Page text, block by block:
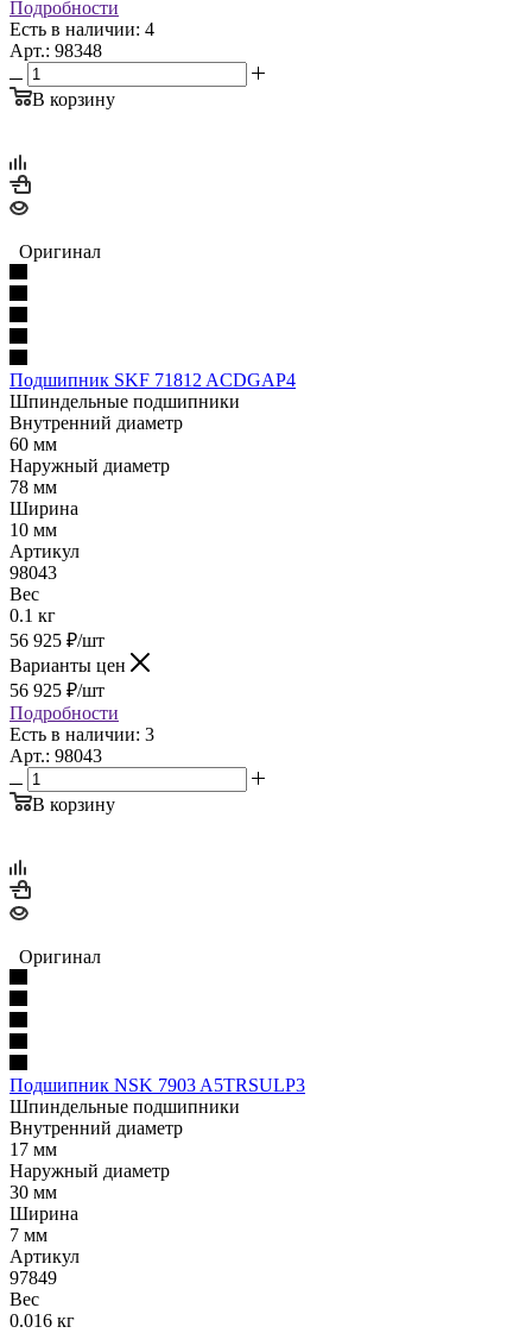
Подробности
Есть в наличии: 4
Арт.: 98348
В корзину
Оригинал
Подшипник SKF 71812 ACDGAP4
Шпиндельные подшипники
Внутренний диаметр
60 мм
Наружный диаметр
78 мм
Ширина
10 мм
Артикул
98043
Вес
0.1 кг
56 925 ₽/шт
Варианты цен
56 925 ₽/шт
Подробности
Есть в наличии: 3
Арт.: 98043
В корзину
Оригинал
Подшипник NSK 7903 A5TRSULP3
Шпиндельные подшипники
Внутренний диаметр
17 мм
Наружный диаметр
30 мм
Ширина
7 мм
Артикул
97849
Вес
0.016 кг